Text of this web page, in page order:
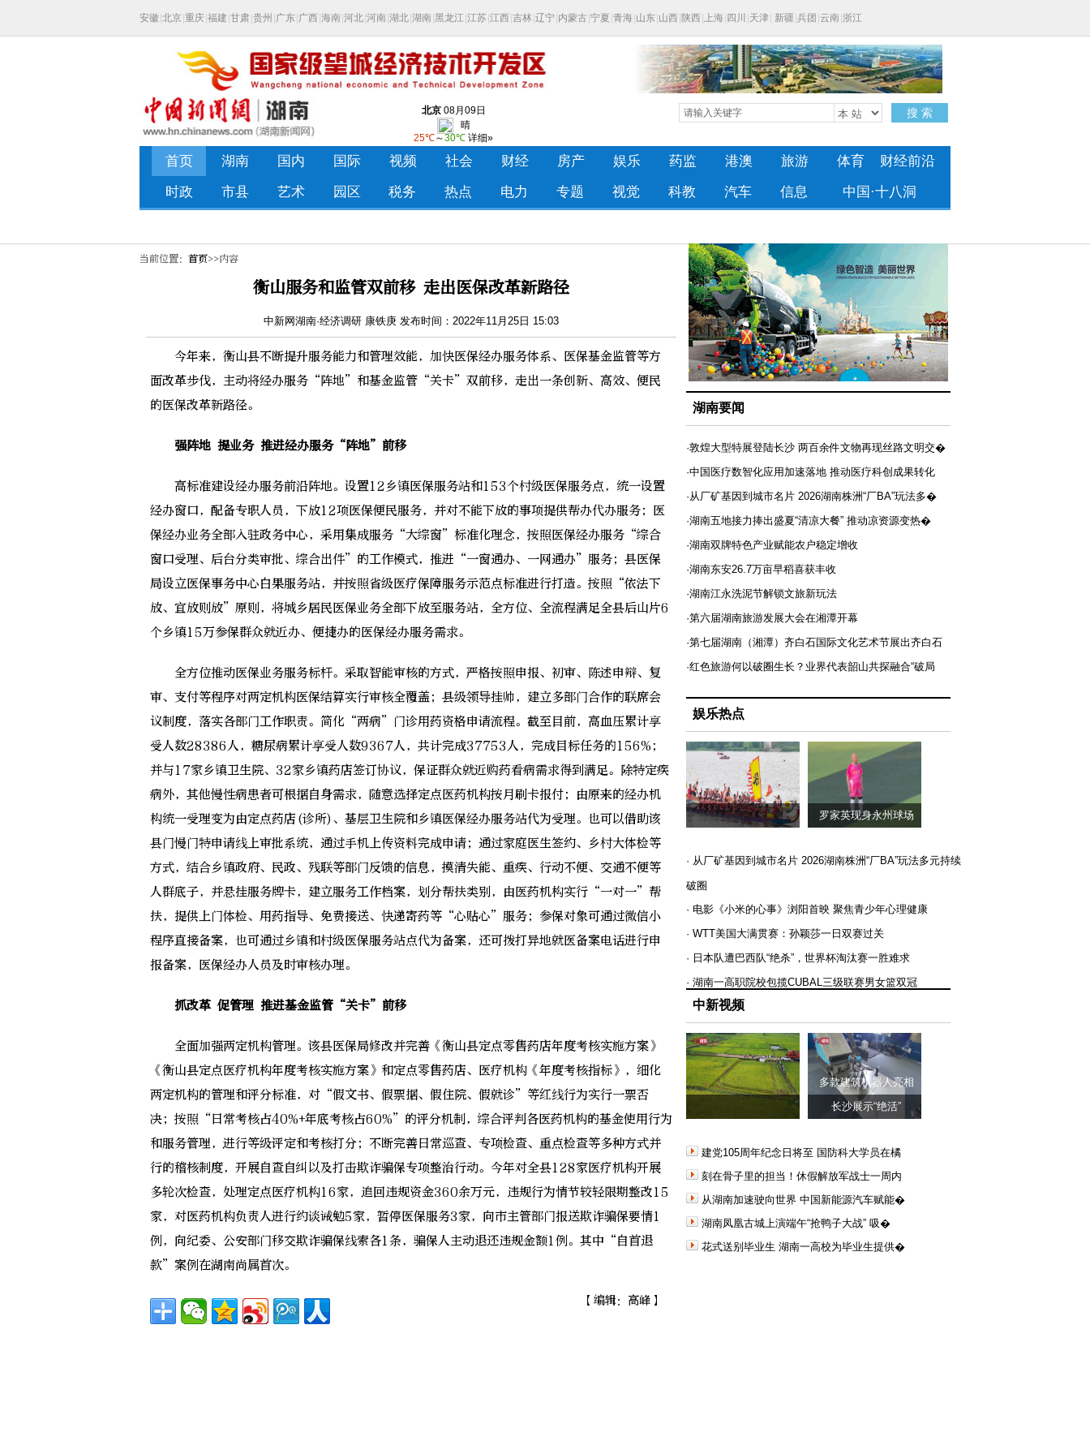
当前位置： 首页>>内容
衡山服务和监管双前移 走出医保改革新路径
中新网湖南·经济调研 康铁庚 发布时间：2022年11月25日 15:03
今年来，衡山县不断提升服务能力和管理效能，加快医保经办服务体系、医保基金监管等方
面改革步伐，主动将经办服务“阵地”和基金监管“关卡”双前移，走出一条创新、高效、便民
的医保改革新路径。
强阵地 提业务 推进经办服务“阵地”前移
高标准建设经办服务前沿阵地。设置12乡镇医保服务站和153个村级医保服务点，统一设置
经办窗口，配备专职人员，下放12项医保便民服务，并对不能下放的事项提供帮办代办服务；医
保经办业务全部入驻政务中心，采用集成服务“大综窗”标准化理念，按照医保经办服务“综合
窗口受理、后台分类审批、综合出件”的工作模式，推进“一窗通办、一网通办”服务；县医保
局设立医保事务中心白果服务站，并按照省级医疗保障服务示范点标准进行打造。按照“依法下
放、宜放则放”原则，将城乡居民医保业务全部下放至服务站，全方位、全流程满足全县后山片6
个乡镇15万参保群众就近办、便捷办的医保经办服务需求。
全方位推动医保业务服务标杆。采取智能审核的方式，严格按照申报、初审、陈述申辩、复
审、支付等程序对两定机构医保结算实行审核全覆盖；县级领导挂帅，建立多部门合作的联席会
议制度，落实各部门工作职责。简化“两病”门诊用药资格申请流程。截至目前，高血压累计享
受人数28386人，糖尿病累计享受人数9367人，共计完成37753人，完成目标任务的156%；
并与17家乡镇卫生院、32家乡镇药店签订协议，保证群众就近购药看病需求得到满足。除特定疾
病外，其他慢性病患者可根据自身需求，随意选择定点医药机构按月刷卡报付；由原来的经办机
构统一受理变为由定点药店(诊所)、基层卫生院和乡镇医保经办服务站代为受理。也可以借助该
县门慢门特申请线上审批系统，通过手机上传资料完成申请；通过家庭医生签约、乡村大体检等
方式，结合乡镇政府、民政、残联等部门反馈的信息，摸清失能、重疾、行动不便、交通不便等
人群底子，并悬挂服务牌卡，建立服务工作档案，划分帮扶类别，由医药机构实行“一对一”帮
扶，提供上门体检、用药指导、免费接送、快递寄药等“心贴心”服务；参保对象可通过微信小
程序直接备案，也可通过乡镇和村级医保服务站点代为备案，还可拨打异地就医备案电话进行申
报备案，医保经办人员及时审核办理。
抓改革 促管理 推进基金监管“关卡”前移
全面加强两定机构管理。该县医保局修改并完善《衡山县定点零售药店年度考核实施方案》
《衡山县定点医疗机构年度考核实施方案》和定点零售药店、医疗机构《年度考核指标》，细化
两定机构的管理和评分标准，对“假文书、假票据、假住院、假就诊”等红线行为实行一票否
决；按照“日常考核占40%+年底考核占60%”的评分机制，综合评判各医药机构的基金使用行为
和服务管理，进行等级评定和考核打分；不断完善日常巡查、专项检查、重点检查等多种方式并
行的稽核制度，开展自查自纠以及打击欺诈骗保专项整治行动。今年对全县128家医疗机构开展
多轮次检查，处理定点医疗机构16家，追回违规资金360余万元，违规行为情节较轻限期整改15
家，对医药机构负责人进行约谈诫勉5家，暂停医保服务3家，向市主管部门报送欺诈骗保要情1
例，向纪委、公安部门移交欺诈骗保线索各1条，骗保人主动退还违规金额1例。其中“自首退
款”案例在湖南尚属首次。
【编辑：高峰】
湖南要闻
·敦煌大型特展登陆长沙 两百余件文物再现丝路文明交�
·中国医疗数智化应用加速落地 推动医疗科创成果转化
·从厂矿基因到城市名片 2026湖南株洲“厂BA”玩法多�
·湖南五地接力捧出盛夏“清凉大餐” 推动凉资源变热�
·湖南双牌特色产业赋能农户稳定增收
·湖南东安26.7万亩早稻喜获丰收
·湖南江永洗泥节解锁文旅新玩法
·第六届湖南旅游发展大会在湘潭开幕
·第七届湖南（湘潭）齐白石国际文化艺术节展出齐白石
·红色旅游何以破圈生长？业界代表韶山共探融合“破局
娱乐热点
罗家英现身永州球场
· 从厂矿基因到城市名片 2026湖南株洲“厂BA”玩法多元持续
破圈
· 电影《小米的心事》浏阳首映 聚焦青少年心理健康
· WTT美国大满贯赛：孙颖莎一日双赛过关
· 日本队遭巴西队“绝杀”，世界杯淘汰赛一胜难求
· 湖南一高职院校包揽CUBAL三级联赛男女篮双冠
中新视频
多款建筑机器人亮相
长沙展示“绝活”
建党105周年纪念日将至 国防科大学员在橘
刻在骨子里的担当！休假解放军战士一周内
从湖南加速驶向世界 中国新能源汽车赋能�
湖南凤凰古城上演端午“抢鸭子大战” 吸�
花式送别毕业生 湖南一高校为毕业生提供�